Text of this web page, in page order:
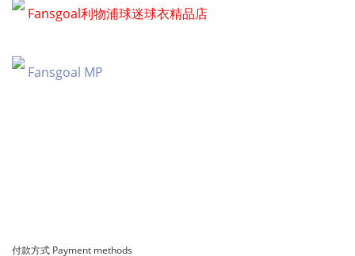
Fansgoal利物浦球迷球衣精品店
Fansgoal MP
付款方式 Payment methods